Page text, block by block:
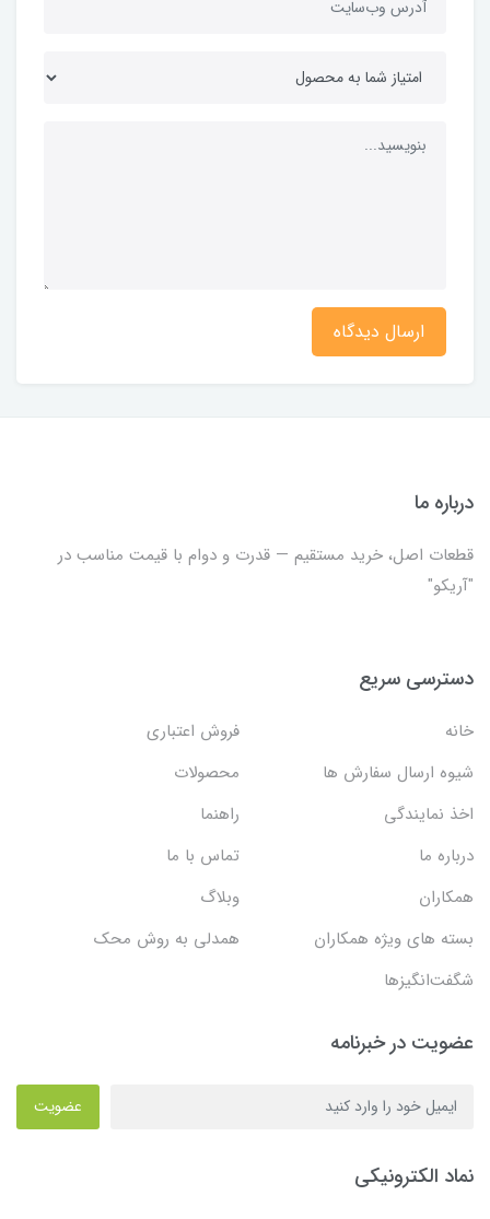
ارسال دیدگاه
درباره ما
قطعات اصل، خرید مستقیم — قدرت و دوام با قیمت مناسب در
"آریکو"
دسترسی سریع
خانه
فروش اعتباری
شیوه ارسال سفارش ها
محصولات
اخذ نمایندگی
راهنما
درباره ما
تماس با ما
همکاران
وبلاگ
بسته های ویژه همکاران
همدلی به روش محک
شگفت‌انگیزها
عضویت در خبرنامه
عضویت
نماد الکترونیکی